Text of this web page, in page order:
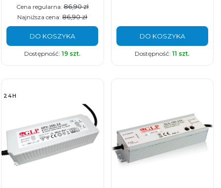
Cena regularna: 86,90 zł
Najniższa cena: 86,90 zł
DO KOSZYKA
Dostępność:19 szt.
DO KOSZYKA
Dostępność:11 szt.
24H